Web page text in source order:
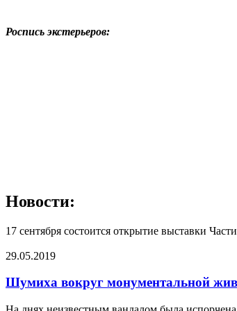
Роспись экстерьеров:
Новости:
17 сентября состоится открытие выставки
29.05.2019
Шумиха вокруг монументальной